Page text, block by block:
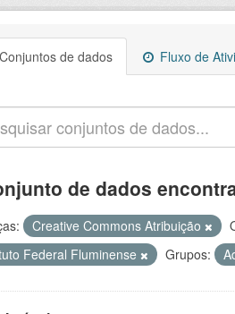
Conjuntos de dados Fluxo de
de dados
Creative Commons Atribuição
Federal Fluminense
Grupos: